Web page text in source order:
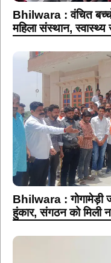
Bhilwara : वंचित
महिला संस्थान, स्वास्थ्य
Bhilwara : गोगामेड़ी
हुंकार, संगठन को मिली